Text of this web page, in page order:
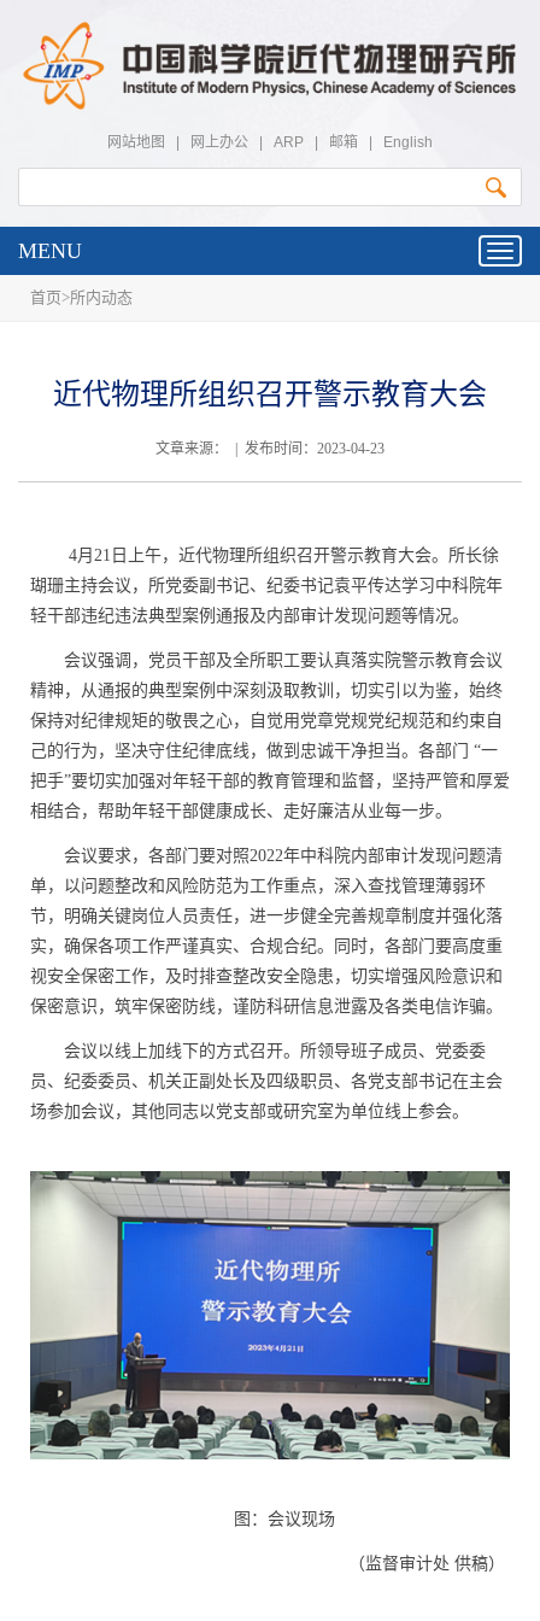
网站地图 网上办公 ARP 邮箱 English
MENU
首页>所内动态
近代物理所组织召开警示教育大会
文章来源： | 发布时间：2023-04-23
4月21日上午，近代物理所组织召开警示教育大会。所长徐
瑚珊主持会议，所党委副书记、纪委书记袁平传达学习中科院年
轻干部违纪违法典型案例通报及内部审计发现问题等情况。
会议强调，党员干部及全所职工要认真落实院警示教育会议
精神，从通报的典型案例中深刻汲取教训，切实引以为鉴，始终
保持对纪律规矩的敬畏之心，自觉用党章党规党纪规范和约束自
己的行为，坚决守住纪律底线，做到忠诚干净担当。各部门 “一
把手”要切实加强对年轻干部的教育管理和监督， 坚持严管和厚爱
相结合，帮助年轻干部健康成长、走好廉洁从业每一步。
会议要求，各部门要对照2022年中科院内部审计发现问题清
单，以问题整改和风险防范为工作重点，深入查找管理薄弱环
节，明确关键岗位人员责任，进一步健全完善规章制度并强化落
实，确保各项工作严谨真实、合规合纪。同时，各部门要高度重
视安全保密工作，及时排查整改安全隐患，切实增强风险意识和
保密意识，筑牢保密防线，谨防科研信息泄露及各类电信诈骗。
会议以线上加线下的方式召开。所领导班子成员、党委委
员、纪委委员、机关正副处长及四级职员、各党支部书记在主会
场参加会议，其他同志以党支部或研究室为单位线上参会。
图：会议现场
（监督审计处 供稿）